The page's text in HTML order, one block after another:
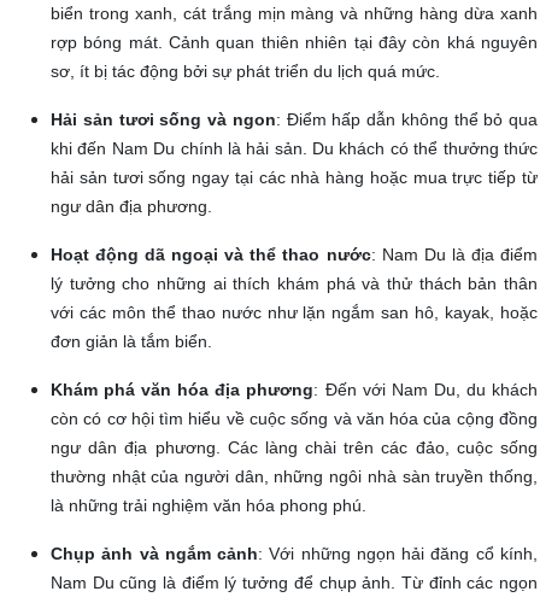
biển trong xanh, cát trắng mịn màng và những hàng dừa xanh
rợp bóng mát. Cảnh quan thiên nhiên tại đây còn khá nguyên
sơ, ít bị tác động bởi sự phát triển du lịch quá mức.
Hải sản tươi sống và ngon: Điểm hấp dẫn không thể bỏ qua
khi đến Nam Du chính là hải sản. Du khách có thể thưởng thức
hải sản tươi sống ngay tại các nhà hàng hoặc mua trực tiếp từ
ngư dân địa phương.
Hoạt động dã ngoại và thể thao nước: Nam Du là địa điểm
lý tưởng cho những ai thích khám phá và thử thách bản thân
với các môn thể thao nước như lặn ngắm san hô, kayak, hoặc
đơn giản là tắm biển.
Khám phá văn hóa địa phương: Đến với Nam Du, du khách
còn có cơ hội tìm hiểu về cuộc sống và văn hóa của cộng đồng
ngư dân địa phương. Các làng chài trên các đảo, cuộc sống
thường nhật của người dân, những ngôi nhà sàn truyền thống,
là những trải nghiệm văn hóa phong phú.
Chụp ảnh và ngắm cảnh: Với những ngọn hải đăng cổ kính,
Nam Du cũng là điểm lý tưởng để chụp ảnh. Từ đỉnh các ngọn